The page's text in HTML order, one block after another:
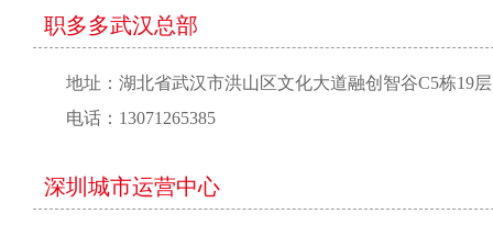
职多多武汉总部
地址：湖北省武汉市洪山区文化大道融创智谷C5栋19层
电话：13071265385
深圳城市运营中心